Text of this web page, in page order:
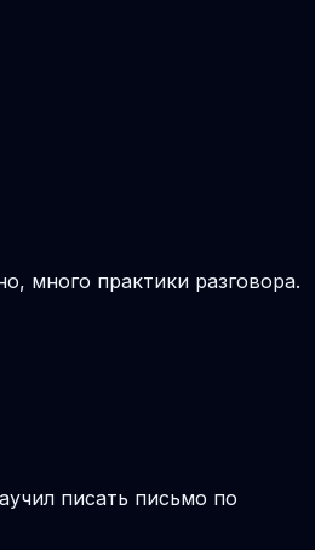
много практики разговора.
писать письмо по